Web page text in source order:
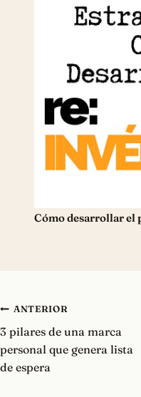
Cómo desarrollar el
Navegación
de
entradas
ANTERIOR
3 pilares de una marca
personal que genera lista
de espera